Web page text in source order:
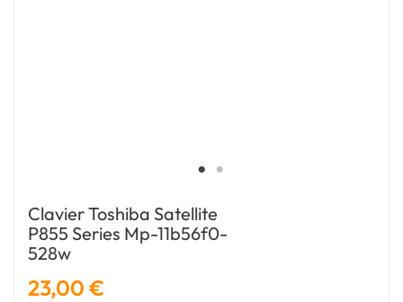
Clavier Toshiba Satellite
P855 Series Mp-11b56f0-
528w
23,00 €